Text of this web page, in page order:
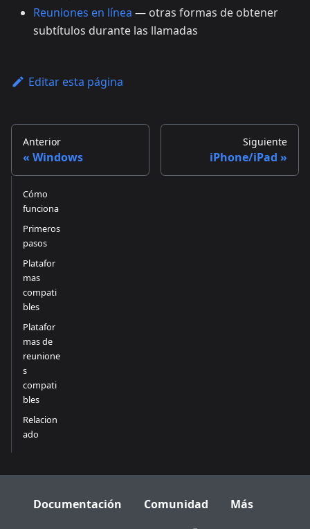
Reuniones en línea — otras formas de obtener
subtítulos durante las llamadas
Editar esta página
Anterior
Windows
Siguiente
iPhone/iPad
Cómo
funciona
Primeros
pasos
Platafor
mas
compati
bles
Platafor
mas de
reunione
s
compati
bles
Relacion
ado
Documentación
Comunidad
Más